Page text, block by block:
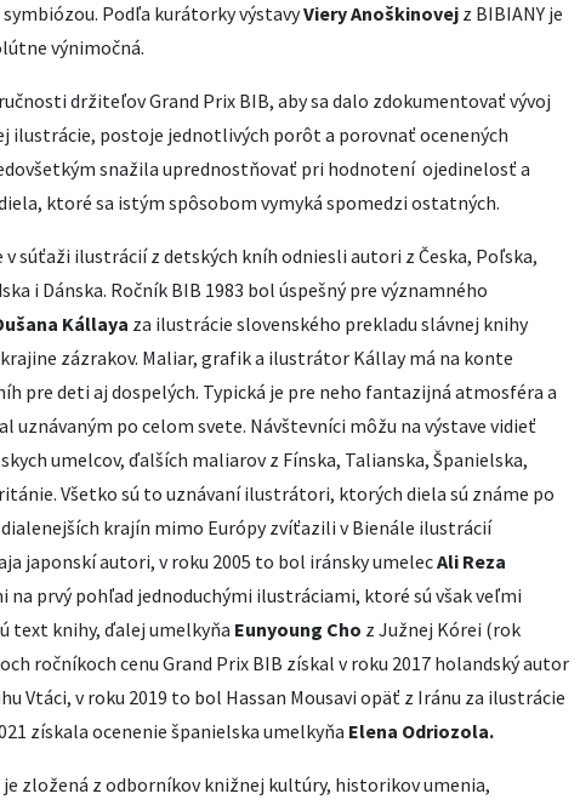
Podľa kurátorky výstavyViery Anoškinovej z BIBIANY je
výnimočná.
držiteľov Grand Prix BIB, aby sa dalo zdokumentovať vývoj
ilustrácie, postoje jednotlivých porôt a porovnať ocenených
snažila uprednostňovať pri hodnotení ojedinelosť a
ktoré sa istým spôsobom vymyká spomedzi ostatných.
v súťaži ilustrácií z detských kníh odniesli autori z Česka, Poľska,
i Dánska. Ročník BIB 1983 bol úspešný pre významného
Kállaya za ilustrácie slovenského prekladu slávnej knihy
zázrakov. Maliar, grafik a ilustrátor Kállay má na konte
pre deti aj dospelých. Typická je pre neho fantazijná atmosféra a
uznávaným po celom svete. Návštevníci môžu na výstave vidieť
umelcov, ďalších maliarov z Fínska, Talianska, Španielska,
Všetko sú to uznávaní ilustrátori, ktorých diela sú známe po
krajín mimo Európy zvíťazili v Bienále ilustrácií
japonskí autori, v roku 2005 to bol iránsky umelecAli Reza
na prvý pohľad jednoduchými ilustráciami, ktoré sú však veľmi
text knihy, ďalej umelkyňa Eunyoung Cho z Južnej Kórei (rok
ročníkoch cenu Grand Prix BIB získal v roku 2017 holandský autor
Vtáci, v roku 2019 to bol Hassan Mousavi opäť z Iránu za ilustrácie
získala ocenenie španielska umelkyňa Elena Odriozola.
zložená z odborníkov knižnej kultúry, historikov umenia,